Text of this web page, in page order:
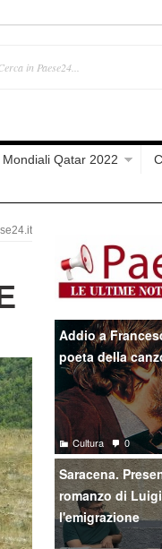
Mondiali Qatar 2022
Addio a
poeta della
Cultura 0
Saracena.
romanzo di
l'emigrazione